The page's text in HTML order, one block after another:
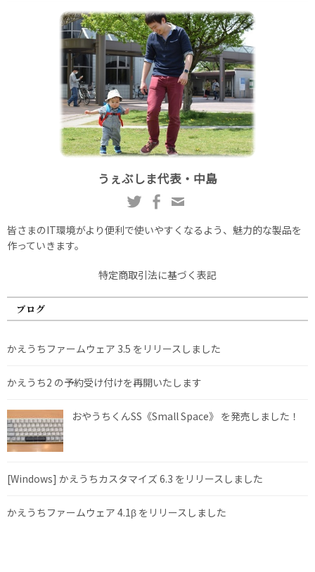
うぇぶしま代表・中島
皆さまのIT環境がより便利で使いやすくなるよう、魅力的な製品を
作っていきます。
特定商取引法に基づく表記
ブログ
かえうちファームウェア 3.5 をリリースしました
かえうち2 の予約受け付けを再開いたします
おやうちくんSS《Small Space》 を発売しました！
[Windows] かえうちカスタマイズ 6.3 をリリースしました
かえうちファームウェア 4.1β をリリースしました